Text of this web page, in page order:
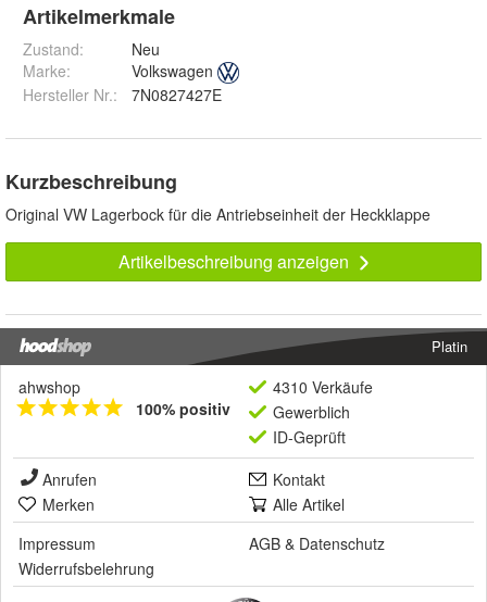
Artikelmerkmale
Zustand:
Neu
Marke:
Volkswagen
Hersteller Nr.:
7N0827427E
Kurzbeschreibung
Original VW Lagerbock für die Antriebseinheit der Heckklappe
Artikelbeschreibung anzeigen
Platin
ahwshop
100% positiv
4310 Verkäufe
Gewerblich
ID-Geprüft
Anrufen
Kontakt
Merken
Alle Artikel
Impressum
AGB & Datenschutz
Widerrufsbelehrung